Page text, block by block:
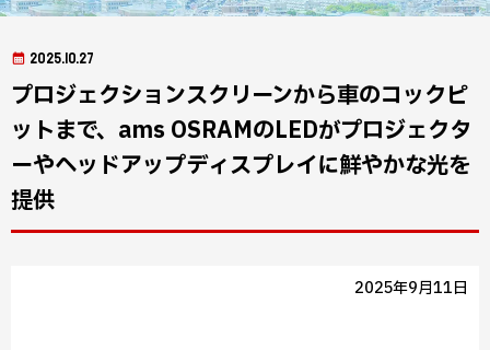
2025.10.27
プロジェクションスクリーンから車のコックピ
ットまで、ams OSRAMのLEDがプロジェクタ
ーやヘッドアップディスプレイに鮮やかな光を
提供
2025年9月11日